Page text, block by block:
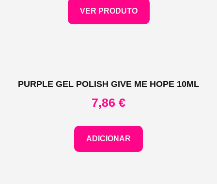
VER PRODUTO
PURPLE GEL POLISH GIVE ME HOPE 10ML
7,86 €
ADICIONAR